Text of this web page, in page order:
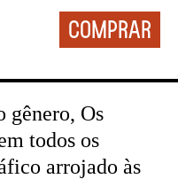
gênero, Os
todos os
arrojado às